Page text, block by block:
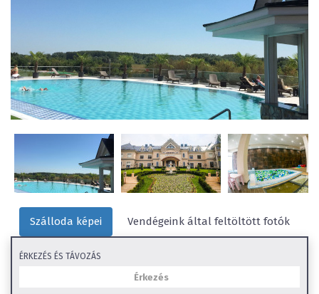
Szálloda képei Vendégeink által feltöltött fotók
ÉRKEZÉS ÉS TÁVOZÁS